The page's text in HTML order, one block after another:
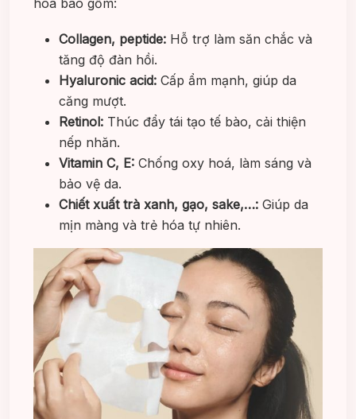
hoá bao gồm:
Collagen, peptide: Hỗ trợ làm săn chắc và
tăng độ đàn hồi.
Hyaluronic acid: Cấp ẩm mạnh, giúp da
căng mượt.
Retinol: Thúc đẩy tái tạo tế bào, cải thiện
nếp nhăn.
Vitamin C, E: Chống oxy hoá, làm sáng và
bảo vệ da.
Chiết xuất trà xanh, gạo, sake,…: Giúp da
mịn màng và trẻ hóa tự nhiên.